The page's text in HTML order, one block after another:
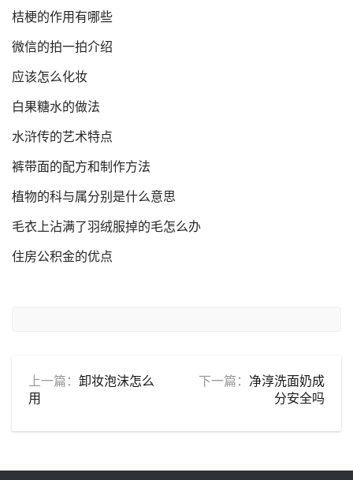
桔梗的作用有哪些
微信的拍一拍介绍
应该怎么化妆
白果糖水的做法
水浒传的艺术特点
裤带面的配方和制作方法
植物的科与属分别是什么意思
毛衣上沾满了羽绒服掉的毛怎么办
住房公积金的优点
上一篇： 卸妆泡沫怎么
用
下一篇： 净淳洗面奶成
分安全吗